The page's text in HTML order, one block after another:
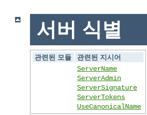
서버 식별
관련된 모듈
관련된 지시어
ServerName
ServerAdmin
ServerSignature
ServerTokens
UseCanonicalName